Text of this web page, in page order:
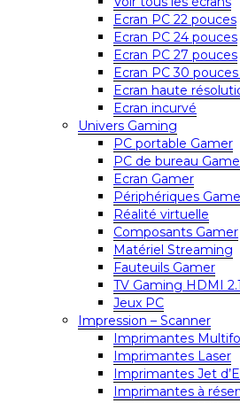
Ecran PC 22 pouces
Ecran PC 24 pouces
Ecran PC 27 pouces
Ecran PC 30
Ecran haute
Ecran incurvé
Univers Gaming
PC portable Gamer
PC de bureau
Ecran Gamer
Périphériques
Réalité virtuelle
Composants Gamer
Matériel Streaming
Fauteuils Gamer
TV Gaming HDMI 2.1
Jeux PC
Impression – Scanner
Imprimantes
Imprimantes Laser
Imprimantes Jet
Imprimantes à